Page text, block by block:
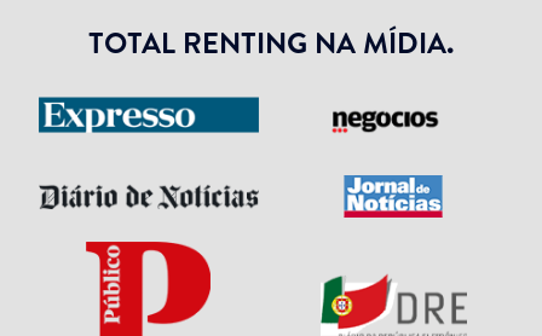
TOTAL RENTING NA MÍDIA.